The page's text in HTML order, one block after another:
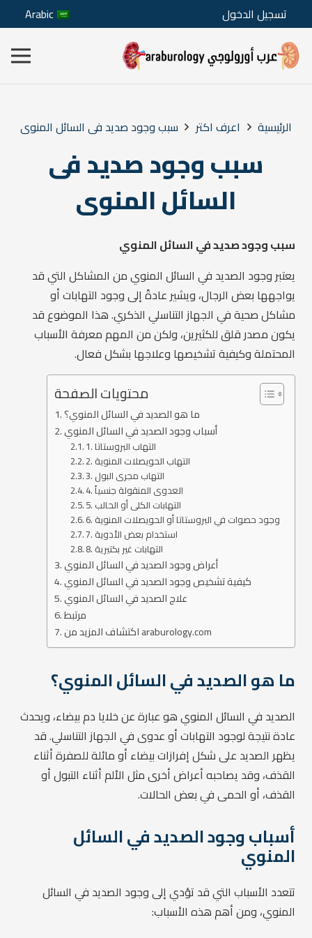
تسجيل الدخول Arabic
الرئيسية اعرف اكتر سبب وجود صديد فى السائل المنوى
سبب وجود صديد فى
السائل المنوى
سبب وجود صديد في السائل المنوي
يعتبر وجود الصديد في السائل المنوي من المشاكل التي قد
يواجهها بعض الرجال، ويشير عادةً إلى وجود التهابات أو
مشاكل صحية في الجهاز التناسلي الذكري. هذا الموضوع قد
يكون مصدر قلق للكثيرين، ولكن من المهم معرفة الأسباب
المحتملة وكيفية تشخيصها وعلاجها بشكل فعال.
محتويات الصفحة
ما هو الصديد في السائل المنوي؟
أسباب وجود الصديد في السائل المنوي
1. التهاب البروستاتا
2. التهاب الحويصلات المنوية
3. التهاب مجرى البول
4. العدوى المنقولة جنسياً
5. التهابات الكلى أو الحالب
6. وجود حصوات في البروستاتا أو الحويصلات المنوية
7. استخدام بعض الأدوية
8. التهابات غير بكتيرية
أعراض وجود الصديد في السائل المنوي
كيفية تشخيص وجود الصديد في السائل المنوي
علاج الصديد في السائل المنوي
مرتبط
اكتشاف المزيد من araburology.com
ما هو الصديد في السائل المنوي؟
الصديد في السائل المنوي هو عبارة عن خلايا دم بيضاء، ويحدث
عادة نتيجة لوجود التهابات أو عدوى في الجهاز التناسلي. قد
يظهر الصديد على شكل إفرازات بيضاء أو مائلة للصفرة أثناء
القذف، وقد يصاحبه أعراض أخرى مثل الألم أثناء التبول أو
القذف، أو الحمى في بعض الحالات.
أسباب وجود الصديد في السائل
المنوي
تتعدد الأسباب التي قد تؤدي إلى وجود الصديد في السائل
المنوي، ومن أهم هذه الأسباب: